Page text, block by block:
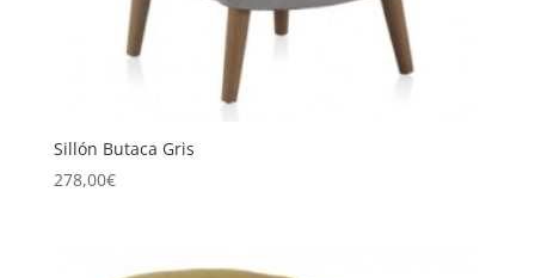
Sillón Butaca Gris
278,00€